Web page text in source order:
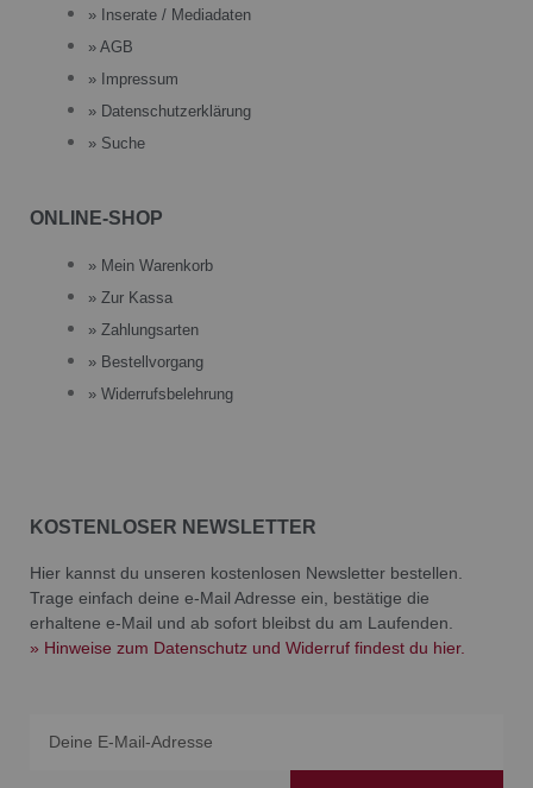
» Inserate / Mediadaten
» AGB
» Impressum
» Datenschutzerklärung
» Suche
ONLINE-SHOP
» Mein Warenkorb
» Zur Kassa
» Zahlungsarten
» Bestellvorgang
» Widerrufsbelehrung
KOSTENLOSER NEWSLETTER
Hier kannst du unseren kostenlosen Newsletter bestellen.
Trage einfach deine e-Mail Adresse ein, bestätige die
erhaltene e-Mail und ab sofort bleibst du am Laufenden.
» Hinweise zum Datenschutz und Widerruf findest du hier.